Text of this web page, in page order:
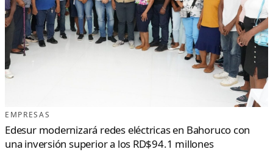
EMPRESAS
Edesur modernizará redes eléctricas en Bahoruco con
una inversión superior a los RD$94.1 millones